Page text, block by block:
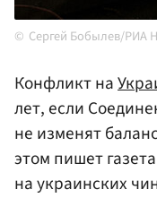
Сергей Бобылев/РИА
Конфликт на
лет, если
не изменят
этом пишет газета
на украинских